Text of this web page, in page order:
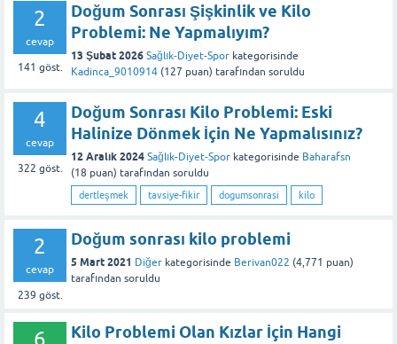
2
cevap
141 göst.
Doğum Sonrası Şişkinlik ve Kilo
Problemi: Ne Yapmalıyım?
13 Şubat 2026 Sağlık-Diyet-Spor kategorisinde
Kadinca_9010914 (127 puan) tarafından soruldu
4
cevap
322 göst.
Doğum Sonrası Kilo Problemi: Eski
Halinize Dönmek İçin Ne Yapmalısınız?
12 Aralık 2024 Sağlık-Diyet-Spor kategorisinde Baharafsn
(18 puan) tarafından soruldu
dertleşmek tavsiye-fikir dogumsonrasi kilo
2
cevap
239 göst.
Doğum sonrası kilo problemi
5 Mart 2021 Diğer kategorisinde Berivan022 (4,771 puan)
tarafından soruldu
6
Kilo Problemi Olan Kızlar İçin Hangi